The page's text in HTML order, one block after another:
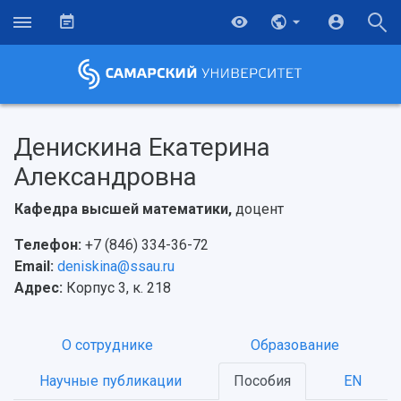
НАЗАД
Денискина Екатерина
Александровна
Кафедра высшей математики, доцент
Телефон: +7 (846) 334-36-72
Email: deniskina@ssau.ru
Адрес: Корпус 3, к. 218
О сотруднике Образование
Научные публикации Пособия EN